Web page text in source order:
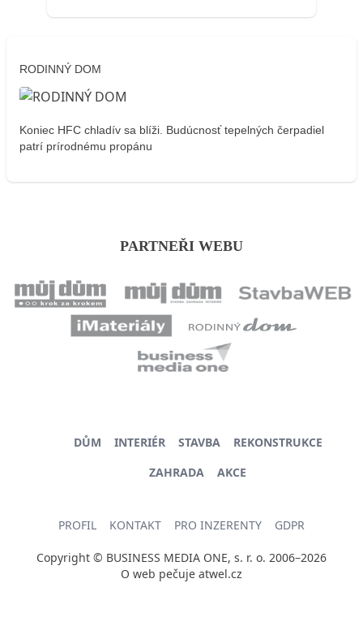
RODINNÝ DOM
Koniec HFC chladív sa blíži. Budúcnosť tepelných čerpadiel
patrí prírodnému propánu
PARTNEŘI WEBU
DŮM INTERIÉR STAVBA
REKONSTRUKCE
ZAHRADA
AKCE
PROFIL KONTAKT PRO INZERENTY GDPR
Copyright © BUSINESS MEDIA ONE, s. r. o. 2006–2026